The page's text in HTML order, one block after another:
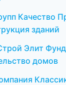
Качество
зданий
Элит
домов